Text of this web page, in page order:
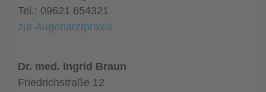
Tel.: 09621 654321
zur Augenarztpraxis
Dr. med. Ingrid Braun
Friedrichstraße 12